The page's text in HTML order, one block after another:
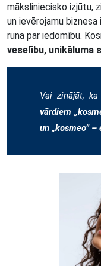
māksliniecisko izjūtu,
un ievērojamu
runa par iedomību.
veselību, unikāluma
Vai zinājāt,
vārdiem
un „kosmeo” –